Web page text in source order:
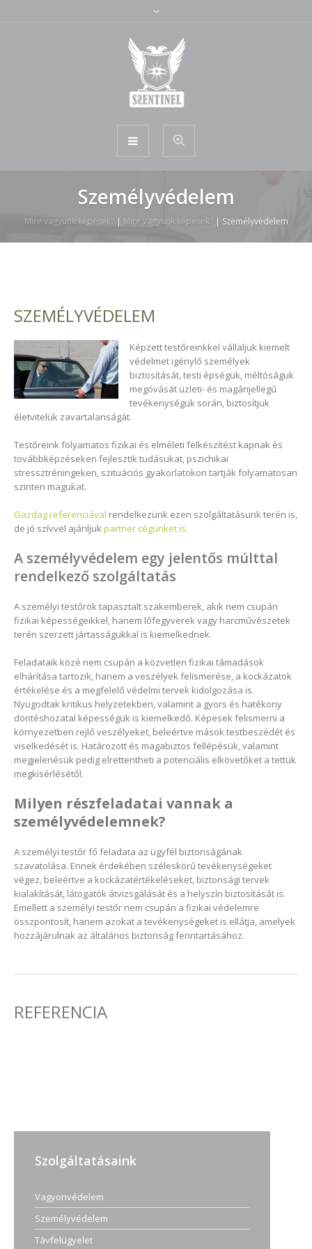
Személyvédelem
Mire vagyunk képesek?| Mire vagyunk képesek?| Személyvédelem
SZEMÉLYVÉDELEM
Képzett testőreinkkel vállaljuk kiemelt
védelmet igénylő személyek
biztosítását, testi épségük, méltóságuk
megóvását üzleti- és magánjellegű
tevékenységük során, biztosítjuk
életvitelük zavartalanságát.
Testőreink folyamatos fizikai és elméleti felkészítést kapnak és
tovább­képzéseken fejlesztik tudásukat, pszichikai
stressztréningeken, szituációs gyakorlatokon tartják folyamatosan
szinten magukat.
Gazdag referenciával rendelkezünk ezen szolgáltatásunk terén is,
de jó szívvel ajánljukpartner cégünket is.
A személyvédelem egy jelentős múlttal
rendelkező szolgáltatás
A személyi testőrök tapasztalt szakemberek, akik nem csupán
fizikai képességeikkel, hanem lőfegyverek vagy harcművészetek
terén szerzett jártasságukkal is kiemelkednek.
Feladataik közé nem csupán a közvetlen fizikai támadások
elhárítása tartozik, hanem a veszélyek felismerése, a kockázatok
értékelése és a megfelelő védelmi tervek kidolgozása is.
Nyugodtak kritikus helyzetekben, valamint a gyors és hatékony
döntéshozatal képességük is kiemelkedő. Képesek felismerni a
környezetben rejlő veszélyeket, beleértve mások testbeszédét és
viselkedését is. Határozott és magabiztos fellépésük, valamint
megjelenésük pedig elrettentheti a potenciális elkövetőket a tettük
megkísérlésétől.
Milyen részfeladatai vannak a
személyvédelemnek?
A személyi testőr fő feladata az ügyfél biztonságának
szavatolása. Ennek érdekében széleskörű tevékenységeket
végez, beleértve a kockázatértékeléseket, biztonsági tervek
kialakítását, látogatók átvizsgálását és a helyszín biztosítását is.
Emellett a személyi testőr nem csupán a fizikai védelemre
összpontosít, hanem azokat a tevékenységeket is ellátja, amelyek
hozzájárulnak az általános biztonság fenntartásához.
REFERENCIA
Szolgáltatásaink
Vagyonvédelem
Személyvédelem
Távfelügyelet